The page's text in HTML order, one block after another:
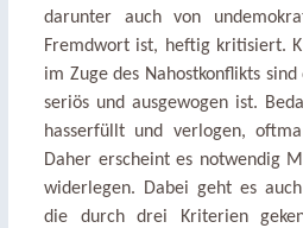
darunter auch von
Fremdwort ist, heftig kritisiert.
im Zuge des Nahostkonflikts
seriös und ausgewogen ist.
hasserfüllt und verlogen,
Daher erscheint es notwendig
widerlegen. Dabei geht es
die durch drei Kriterien